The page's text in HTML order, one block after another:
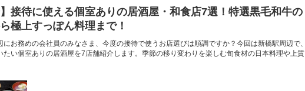
】接待に使える個室ありの居酒屋・和食店7選！特選黒毛和牛の
極上すっぽん料理まで！
にお務めの会社員のみなさま、今度の接待で使うお店選びは順調ですか？今回は新橋駅周辺で、
たい個室ありの居酒屋を7店舗紹介します。季節の移り変わりを楽しむ旬食材の日本料理や上質